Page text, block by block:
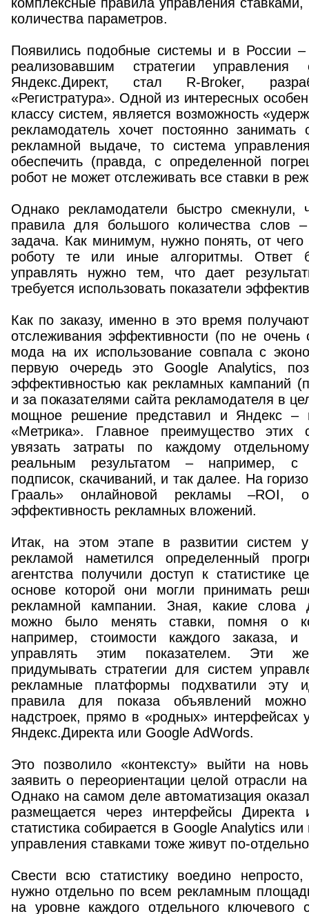
количества параметров.
Появились подобные системы и в России
реализовавшим стратегии
Яндекс.Директ, стал R-Broker,
«Регистратура». Одной из интересных
классу систем, является возможность
рекламодатель хочет постоянно
рекламной выдаче, то система
обеспечить (правда, с определенной
робот не может отслеживать все ставки в
Однако рекламодатели быстро смекнули,
правила для большого количества слов
задача. Как минимум, нужно понять, от чего
роботу те или иные алгоритмы. Ответ
управлять нужно тем, что дает
требуется использовать показатели
Как по заказу, именно в это время
отслеживания эффективности (по не очень
мода на их использование совпала с
первую очередь это Google Analytics,
эффективностью как рекламных кампаний
и за показателями сайта рекламодателя в
мощное решение представил и Яндекс –
«Метрика». Главное преимущество этих
увязать затраты по каждому
реальным результатом – например, с
подписок, скачиваний, и так далее. На
Грааль» онлайновой рекламы –ROI,
эффективность рекламных вложений.
Итак, на этом этапе в развитии систем
рекламой наметился определенный
агентства получили доступ к статистике
основе которой они могли принимать
рекламной кампании. Зная, какие слова
можно было менять ставки, помня о
например, стоимости каждого заказа, и
управлять этим показателем. Эти
придумывать стратегии для систем
рекламные платформы подхватили эту
правила для показа объявлений
надстроек, прямо в «родных» интерфейсах
Яндекс.Директа или Google AdWords.
Это позволило «контексту» выйти на
заявить о переориентации целой отрасли
Однако на самом деле автоматизация
размещается через интерфейсы Директа
статистика собирается в Google Analytics
управления ставками тоже живут по-
Свести всю статистику воедино
нужно отдельно по всем рекламным
на уровне каждого отдельного ключевого